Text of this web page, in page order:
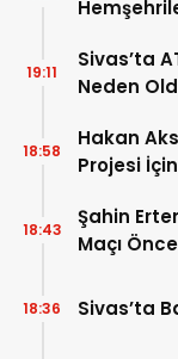
Sivas’ta
Neden
19:11
Hakan
Projesi İçin
18:58
Şahin
Maçı
18:43
Sivas’ta
18:36